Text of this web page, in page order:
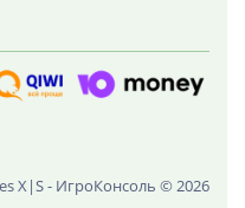
X|S - ИгроКонсоль © 2026